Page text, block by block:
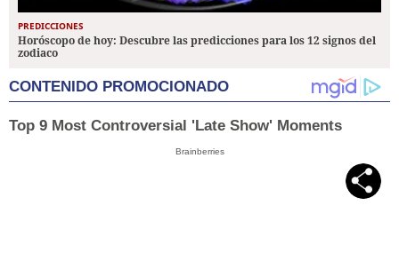
PREDICCIONES
Horóscopo de hoy: Descubre las predicciones para los 12 signos del
zodiaco
CONTENIDO PROMOCIONADO
Top 9 Most Controversial 'Late Show' Moments
Brainberries